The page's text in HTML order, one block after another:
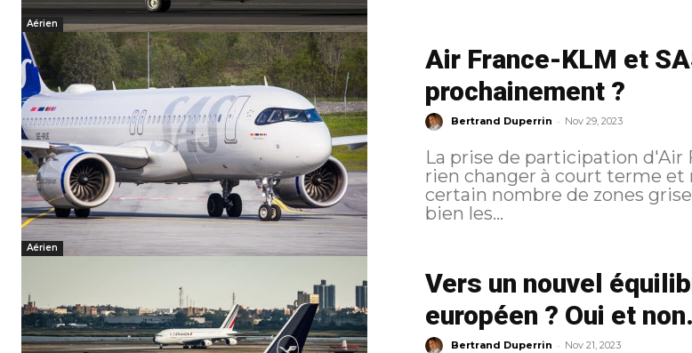
Aérien
Aérien
Air France-KLM et
prochainement ?
Bertrand Duperrin - Nov 29, 2023
La prise de participation d'Air
rien changer à court terme
certain nombre de zones grises. Depuis que l'opération a été annoncée
bien les...
Vers un nouvel
européen ? Oui et non.
Bertrand Duperrin - Nov 21, 2023